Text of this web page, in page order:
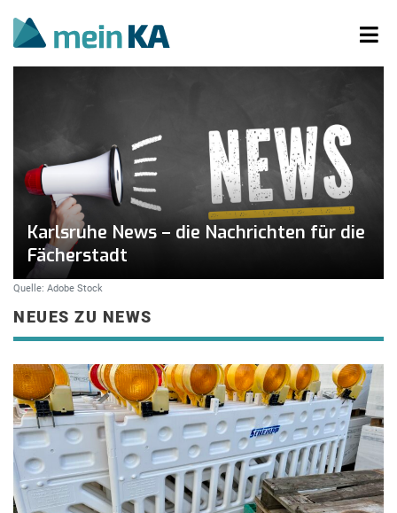
Karlsruhe News – die Nachrichten für die
Fächerstadt
Quelle: Adobe Stock
NEUES ZU NEWS